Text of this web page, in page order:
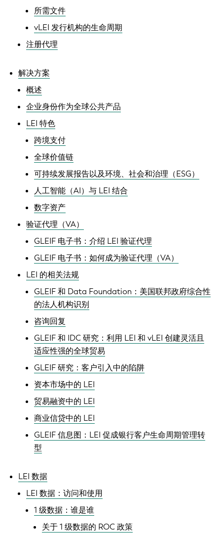
所需文件
vLEI 发行机构的生命周期
注册代理
解决方案
概述
企业身份作为全球公共产品
LEI 特色
跨境支付
全球价值链
可持续发展报告以及环境、社会和治理（ESG）
人工智能（AI）与 LEI 结合
数字资产
验证代理（VA）
GLEIF 电子书：介绍 LEI 验证代理
GLEIF 电子书：如何成为验证代理（VA）
LEI 的相关法规
GLEIF 和 Data Foundation：美国联邦政府综合性
的法人机构识别
咨询回复
GLEIF 和 IDC 研究：利用 LEI 和 vLEI 创建灵活且
适应性强的全球贸易
GLEIF 研究：客户引入中的陷阱
资本市场中的 LEI
贸易融资中的 LEI
商业信贷中的 LEI
GLEIF 信息图：LEI 促成银行客户生命周期管理转
型
LEI 数据
LEI 数据：访问和使用
1 级数据：谁是谁
关于 1 级数据的 ROC 政策